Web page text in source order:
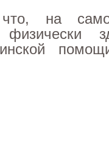
что, на
физически